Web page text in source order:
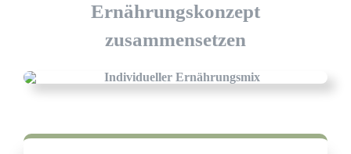
Ernährungskonzept
zusammensetzen